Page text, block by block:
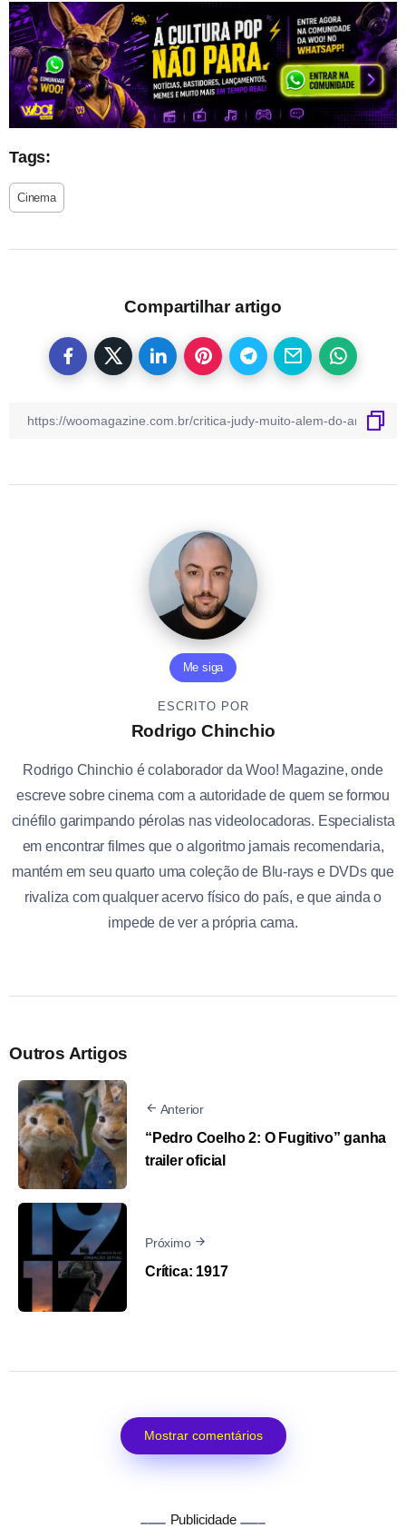
Tags:
Cinema
Compartilhar artigo
Me siga
ESCRITO POR
Rodrigo Chinchio
Rodrigo Chinchio é colaborador da Woo! Magazine, onde
escreve sobre cinema com a autoridade de quem se formou
cinéfilo garimpando pérolas nas videolocadoras. Especialista
em encontrar filmes que o algoritmo jamais recomendaria,
mantém em seu quarto uma coleção de Blu-rays e DVDs que
rivaliza com qualquer acervo físico do país, e que ainda o
impede de ver a própria cama.
Outros Artigos
Anterior
“Pedro Coelho 2: O Fugitivo” ganha
trailer oficial
Próximo
Crítica: 1917
Mostrar comentários
Publicidade